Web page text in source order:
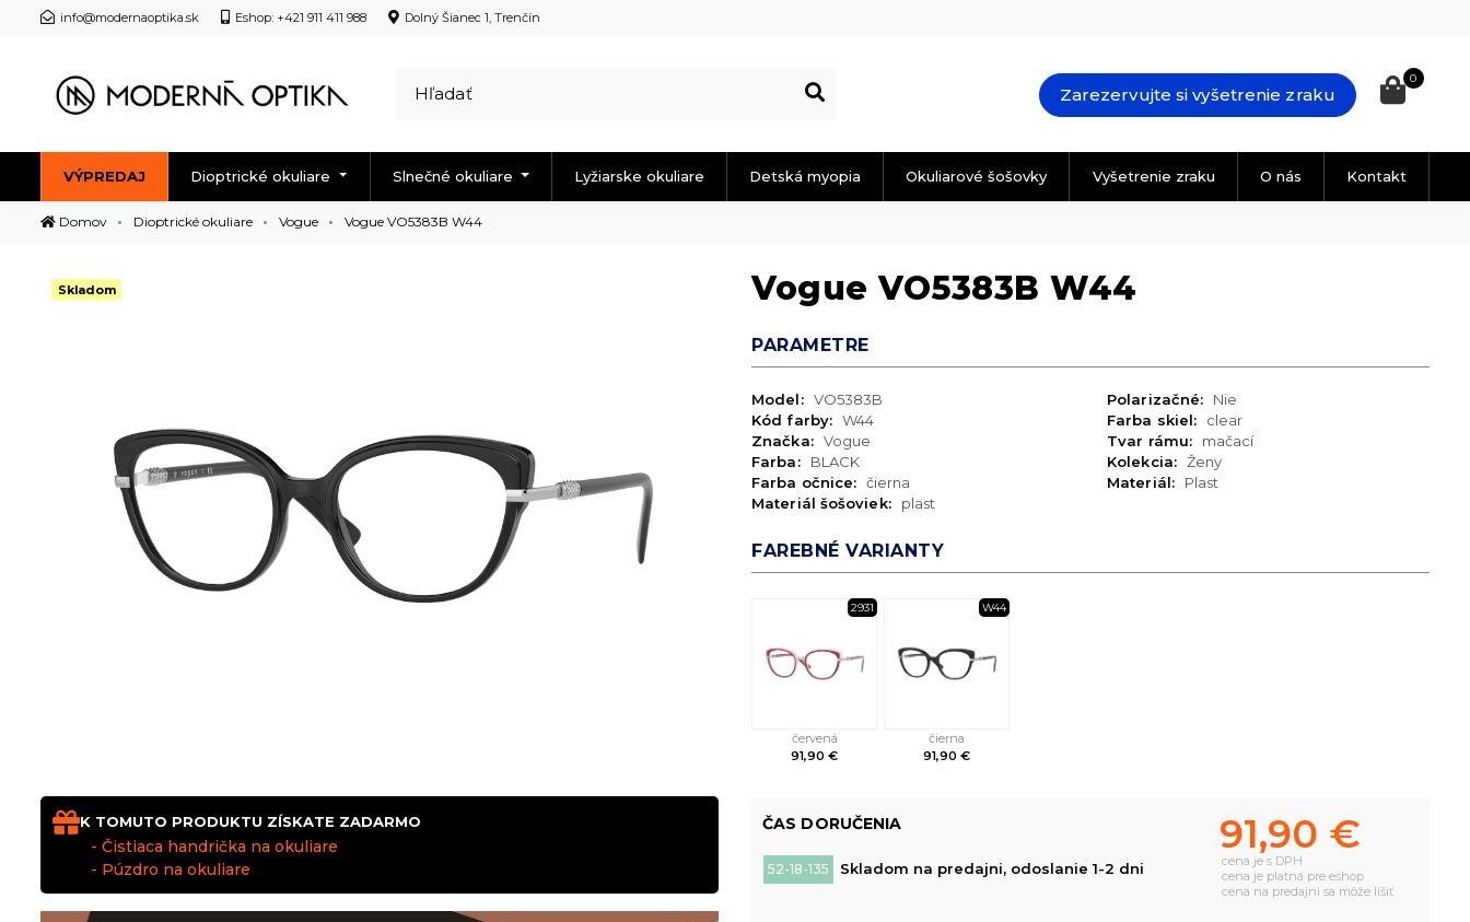
info@modernaoptika.sk Eshop: +421 911 411 988 Dolný Šianec 1, Trenčín
Zarezervujte si vyšetrenie zraku
0
VÝPREDAJ Dioptrické okuliare Slnečné okuliare Lyžiarske okuliare Detská myopia Okuliarové šošovky Vyšetrenie zraku O nás Kontakt
Domov Dioptrické okuliare Vogue Vogue VO5383B W44
Skladom
K TOMUTO PRODUKTU ZÍSKATE ZADARMO
- Čistiaca handrička na okuliare
- Púzdro na okuliare
Vogue VO5383B W44
PARAMETRE
Model: VO5383B
Kód farby: W44
Značka: Vogue
Farba:
BLACK
Farba očnice: čierna
Materiál šošoviek:
plast
Polarizačné:
Nie
Farba skiel:
clear
Tvar rámu:
mačací
Kolekcia: Ženy
Materiál:
Plast
FAREBNÉ VARIANTY
2931
červená
91,90 €
W44
čierna
91,90 €
ČAS DORUČENIA
52-18-135 Skladom na predajni, odoslanie 1-2 dni
91,90 €
cena je s DPH
cena je platná pre eshop
cena na predajni sa môže líšiť